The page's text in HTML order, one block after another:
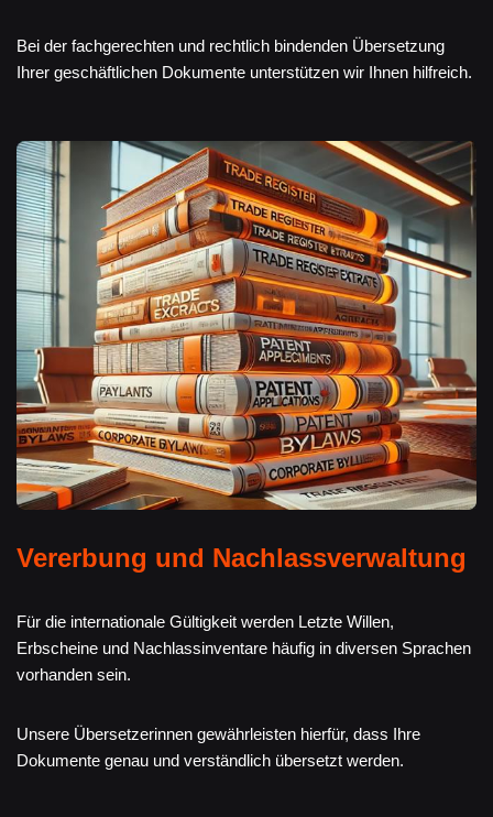
Bei der fachgerechten und rechtlich bindenden Übersetzung
Ihrer geschäftlichen Dokumente unterstützen wir Ihnen hilfreich.
Vererbung und Nachlassverwaltung
Für die internationale Gültigkeit werden Letzte Willen,
Erbscheine und Nachlassinventare häufig in diversen Sprachen
vorhanden sein.
Unsere Übersetzerinnen gewährleisten hierfür, dass Ihre
Dokumente genau und verständlich übersetzt werden.